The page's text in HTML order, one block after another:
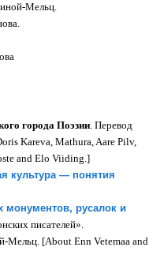
Мельц.
города Поэзии. Перевод
Kareva, Mathura, Aare Pilv,
and Elo Viiding.]
культура — понятия
монументов, русалок и
писателей».
Мельц. [About Enn Vetemaa and